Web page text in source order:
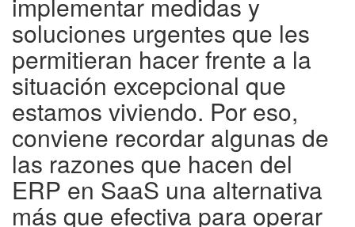
soluciones urgentes que les
permitieran hacer frente a la
situación excepcional que
estamos viviendo. Por eso,
conviene recordar algunas de
las razones que hacen del
ERP en SaaS una alternativa
más que efectiva para operar